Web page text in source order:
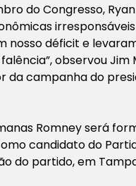
do Congresso,
irresponsáveis
nosso déficit e
observou Jim
da campanha do
Romney será
candidato do
do partido, em